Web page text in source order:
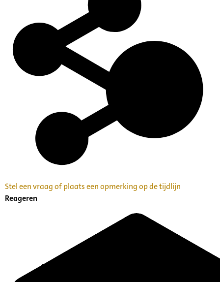
Stel een vraag of plaats een opmerking op de tijdlijn
Reageren